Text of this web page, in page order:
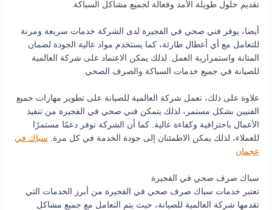
تقديم حلول طويلة الأمد وفعالة لجميع مشاكل السباكة.
أيضا، يوفر فني صحي في الفجيرة لدى الشركة خدمات سريعة ومرنة
للتعامل مع أي أعطال طارئة، كما يستخدم مواد عالية الجودة لضمان
المتانة واستمرارية العمل. لذلك يمكن الاعتماد على شركة العالمية
للصيانة في جميع خدمات السباكة والصرف الصحي.
علاوة على ذلك، تعمل شركة العالمية للصيانة على تطوير مهارات جميع
الفنيين بشكل مستمر، لذلك يتمكن فني صحي في الفجيرة من تنفيذ
الأعمال باحترافية وكفاءة عالية. كما أن الشركة توفر دعمًا مستمرًا
للعملاء، لذلك يمكن الاطمئنان إلى جودة الخدمة في كل مرة. سباك في
عجمان
سباك صرف صحي في الفجيرة
تعتبر خدمات سباك صرف صحي في الفجيرة من أبرز الخدمات التي
تقدمها شركة العالمية للصيانة، حيث يتم التعامل مع جميع مشاكل